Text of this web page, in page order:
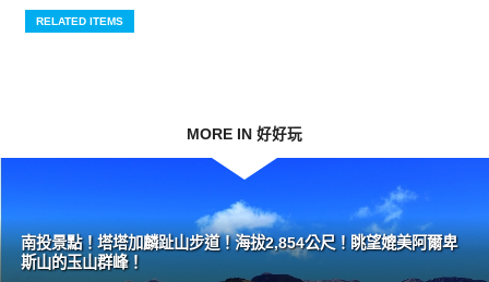
RELATED ITEMS
MORE IN 好好玩
南投景點！塔塔加麟趾山步道！海拔2,854公尺！眺望媲美阿爾卑
斯山的玉山群峰！